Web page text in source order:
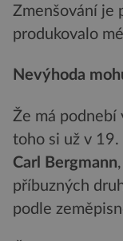
Zmenšování je
produkovalo
Nevýhoda
Že má
toho si už v
Carl Bergmann
příbuzných
podle